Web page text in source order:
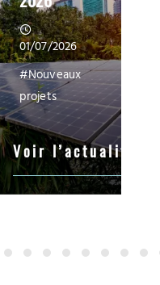
01/07/2026
#Nouveaux
projets
Voir l’actualité